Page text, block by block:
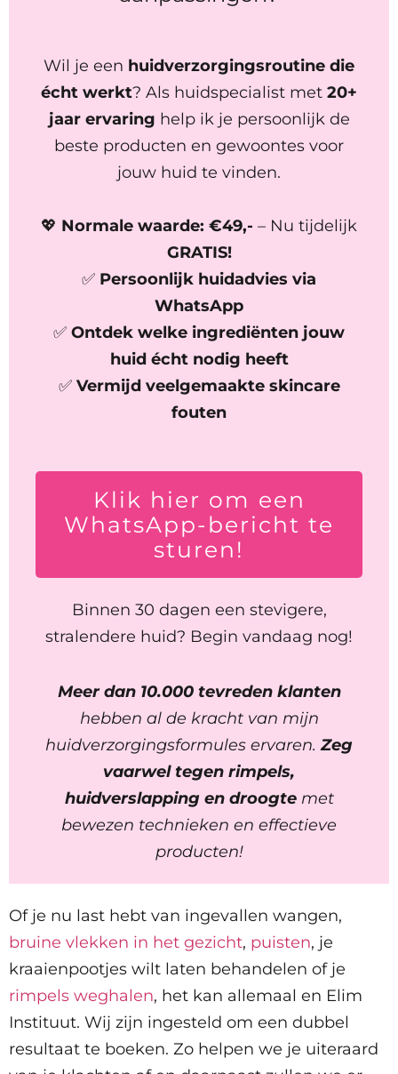
Wil je een huidverzorgingsroutine die
écht werkt? Als huidspecialist met 20+
jaar ervaring help ik je persoonlijk de
beste producten en gewoontes voor
jouw huid te vinden.
💖 Normale waarde: €49,- – Nu tijdelijk
GRATIS!
✅ Persoonlijk huidadvies via
WhatsApp
✅ Ontdek welke ingrediënten jouw
huid écht nodig heeft
✅ Vermijd veelgemaakte skincare
fouten
Klik hier om een
WhatsApp-bericht te
sturen!
Binnen 30 dagen een stevigere,
stralendere huid? Begin vandaag nog!
Meer dan 10.000 tevreden klanten
hebben al de kracht van mijn
huidverzorgingsformules ervaren.Zeg
vaarwel tegen rimpels,
huidverslapping en droogtemet
bewezen technieken en effectieve
producten!
Of je nu last hebt van ingevallen wangen,
bruine vlekken in het gezicht, puisten, je
kraaienpootjes wilt laten behandelen of je
rimpels weghalen, het kan allemaal en Elim
Instituut. Wij zijn ingesteld om een dubbel
resultaat te boeken. Zo helpen we je uiteraard